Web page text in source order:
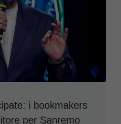
i bookmakers
per Sanremo